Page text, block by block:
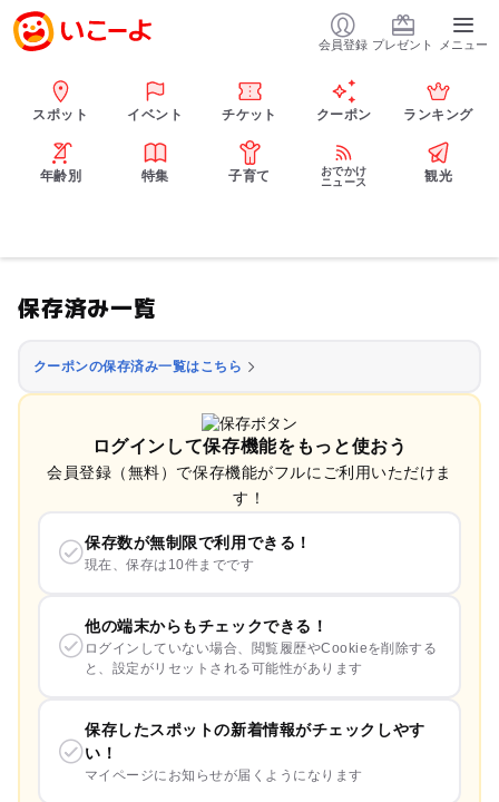
会員登録 プレゼント メニュー
スポット イベント チケット クーポン ランキング
年齢別 特集 子育て
おでかけ
ニュース
観光
保存済み一覧
クーポンの保存済み一覧はこちら
ログインして保存機能をもっと使おう
会員登録（無料）で保存機能がフルにご利用いただけま
す！
保存数が無制限で利用できる！
現在、保存は10件までです
他の端末からもチェックできる！
ログインしていない場合、閲覧履歴やCookieを削除する
と、設定がリセットされる可能性があります
保存したスポットの新着情報がチェックしやす
い！
マイページにお知らせが届くようになります